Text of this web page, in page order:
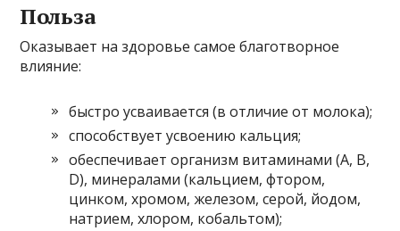
Польза
Оказывает на здоровье самое благотворное
влияние:
быстро усваивается (в отличие от молока);
способствует усвоению кальция;
обеспечивает организм витаминами (А, В,
D), минералами (кальцием, фтором,
цинком, хромом, железом, серой, йодом,
натрием, хлором, кобальтом);